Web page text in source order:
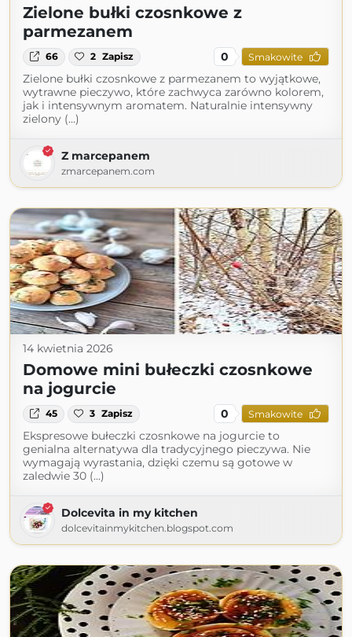
Zielone bułki czosnkowe z
parmezanem
66 2 Zapisz 0 Smakowite
Zielone bułki czosnkowe z parmezanem to wyjątkowe,
wytrawne pieczywo, które zachwyca zarówno kolorem,
jak i intensywnym aromatem. Naturalnie intensywny
zielony (...)
Z marcepanem
zmarcepanem.com
14 kwietnia 2026
Domowe mini bułeczki czosnkowe
na jogurcie
45 3 Zapisz 0 Smakowite
Ekspresowe bułeczki czosnkowe na jogurcie to
genialna alternatywa dla tradycyjnego pieczywa. Nie
wymagają wyrastania, dzięki czemu są gotowe w
zaledwie 30 (...)
Dolcevita in my kitchen
dolcevitainmykitchen.blogspot.com